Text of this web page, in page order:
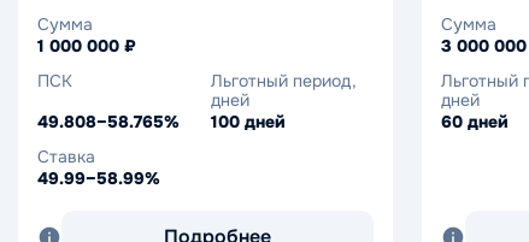
Сумма
1 000 000 ₽
ПСК
49.808–58.765%
Льготный период,
дней
100 дней
Ставка
49.99–58.99%
Подробнее
Сумма
3 000
Льготный
дней
60 дней